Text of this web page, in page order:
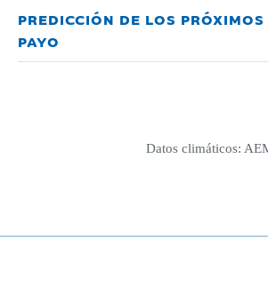
PREDICCIÓN DE LOS
PAYO
Datos climáticos: